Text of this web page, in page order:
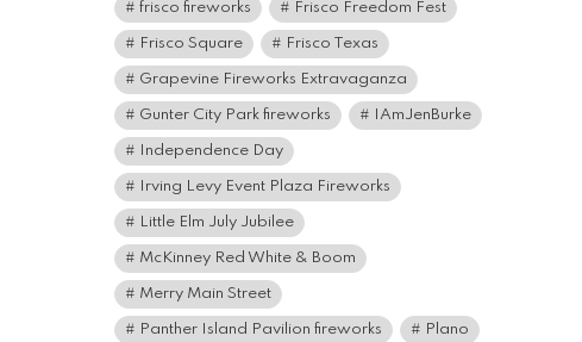
frisco fireworks Frisco Freedom Fest
Frisco Square Frisco Texas
Grapevine Fireworks Extravaganza
Gunter City Park fireworks IAmJenBurke
Independence Day
Irving Levy Event Plaza Fireworks
Little Elm July Jubilee
McKinney Red White & Boom
Merry Main Street
Panther Island Pavilion fireworks Plano